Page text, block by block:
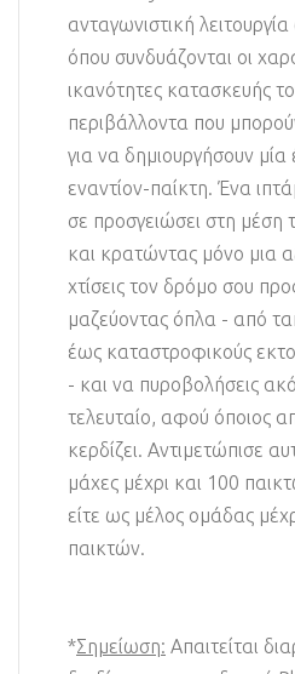
ανταγωνιστική
όπου συνδυάζονται οι
ικανότητες κατασκευής
περιβάλλοντα που
για να δημιουργήσουν
εναντίον-παίκτη. Ένα
σε προσγειώσει στη μέση
και κρατώντας μόνο μια
χτίσεις τον δρόμο σου
μαζεύοντας όπλα - από
έως καταστροφικούς
- και να πυροβολήσεις
τελευταίο, αφού όποιος
κερδίζει. Αντιμετώπισε
μάχες μέχρι και 100
είτε ως μέλος ομάδας
παικτών.
*Σημείωση: Απαιτείται